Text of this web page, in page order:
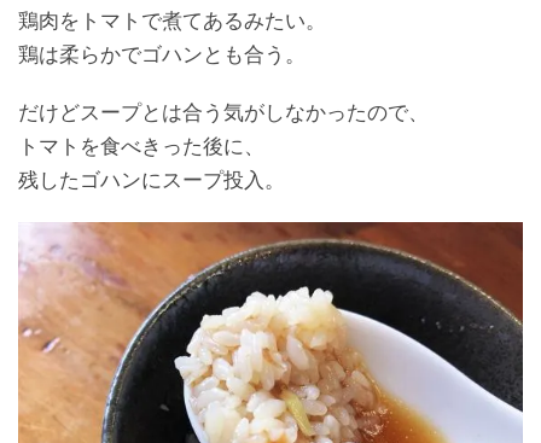
鶏肉をトマトで煮てあるみたい。
鶏は柔らかでゴハンとも合う。
だけどスープとは合う気がしなかったので、
トマトを食べきった後に、
残したゴハンにスープ投入。